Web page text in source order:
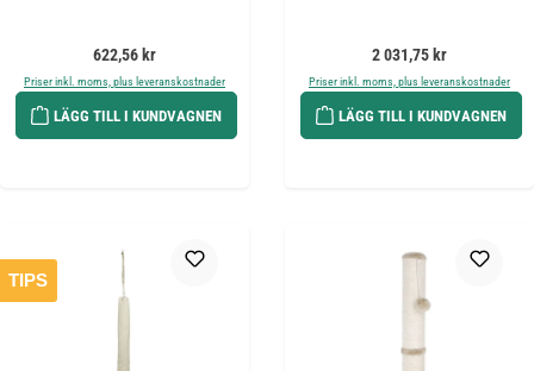
Ordinarie pris:
622,56 kr
Priser inkl. moms, plus leveranskostnader
LÄGG TILL I KUNDVAGNEN
Ordinarie pris:
2 031,75 kr
Priser inkl. moms, plus leveranskostnader
LÄGG TILL I KUNDVAGNEN
TIPS